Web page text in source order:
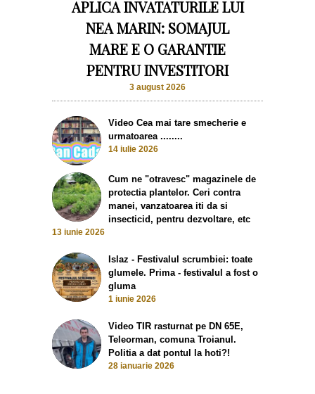
APLICA INVATATURILE LUI
NEA MARIN: SOMAJUL
MARE E O GARANTIE
PENTRU INVESTITORI
3 august 2026
Video Cea mai tare smecherie e
urmatoarea ........
14 iulie 2026
Cum ne "otravesc" magazinele de
protectia plantelor. Ceri contra
manei, vanzatoarea iti da si
insecticid, pentru dezvoltare, etc
13 iunie 2026
Islaz - Festivalul scrumbiei: toate
glumele. Prima - festivalul a fost o
gluma
1 iunie 2026
Video TIR rasturnat pe DN 65E,
Teleorman, comuna Troianul.
Politia a dat pontul la hoti?!
28 ianuarie 2026